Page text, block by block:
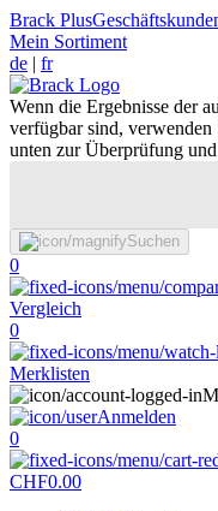
Brack Plus
Mein Sortiment
de | fr
Wenn die Ergebnisse der
verfügbar sind, verwenden
unten zur Überprüfung
Suchen
0
Vergleich
0
Merklisten
Anmelden
0
CHF0.00